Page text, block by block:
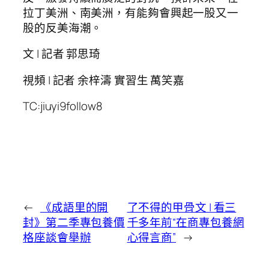
拉丁美洲、南美洲，有能夠會興起一股又一
股的反美海潮。
文 | 記者 郭思琦
視頻 | 記者 余梓濤 實習生 萬笑嘉
TC:jiuyi9follow8
←
《成語里的開
封》第二季專包養價
格座談會舉辦
了不得的甲骨文 | 看三
千多年前“在商專包養網
心得言商” →